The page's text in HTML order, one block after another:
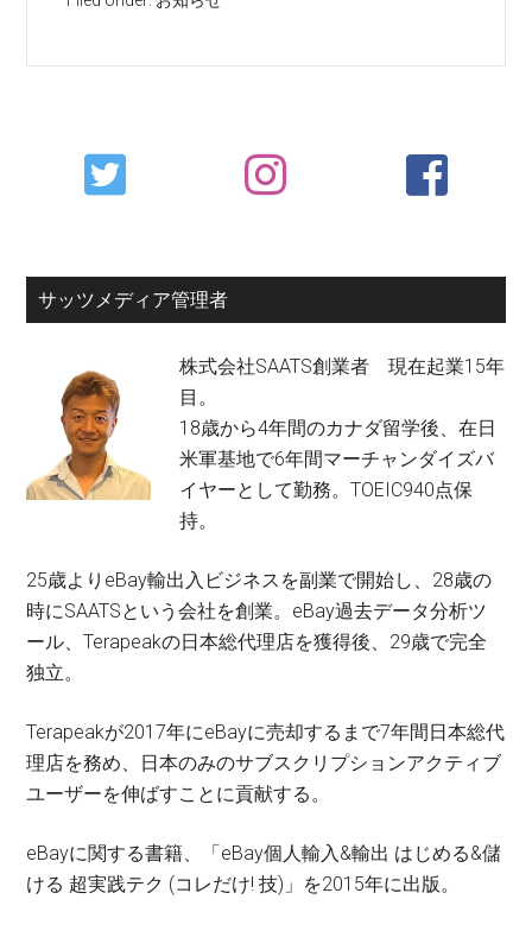
Primary
Sidebar
サッツメディア管理者
株式会社SAATS創業者 現在起業15年
目。
18歳から4年間のカナダ留学後、在日
米軍基地で6年間マーチャンダイズバ
イヤーとして勤務。TOEIC940点保
持。
25歳よりeBay輸出入ビジネスを副業で開始し、28歳の
時にSAATSという会社を創業。eBay過去データ分析ツ
ール、Terapeakの日本総代理店を獲得後、29歳で完全
独立。
Terapeakが2017年にeBayに売却するまで7年間日本総代
理店を務め、日本のみのサブスクリプションアクティブ
ユーザーを伸ばすことに貢献する。
eBayに関する書籍、「eBay個人輸入&輸出 はじめる&儲
ける 超実践テク (コレだけ! 技)」を2015年に出版。